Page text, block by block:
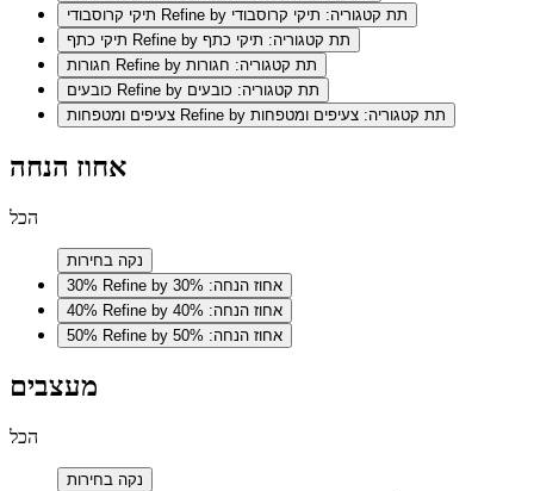
Refine by תת קטגוריה: תיקי קרוסבודי
Refine by תת קטגוריה: תיקי כתף
Refine by תת קטגוריה: חגורות
Refine by תת קטגוריה: כובעים
Refine by תת קטגוריה: צעיפים ומטפחות
אחוז הנחה
הכל
נקה בחירות
30%
Refine by אחוז הנחה: 30%
40%
Refine by אחוז הנחה: 40%
50%
Refine by אחוז הנחה: 50%
מעצבים
הכל
נקה בחירות